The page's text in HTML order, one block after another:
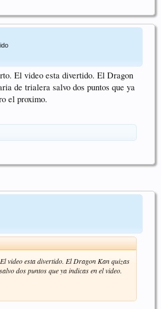
El video esta divertido. El Dragon
de trialera salvo dos puntos que ya
el proximo.
video esta divertido. El Dragon Kan quizas
dos puntos que ya indicas en el video.